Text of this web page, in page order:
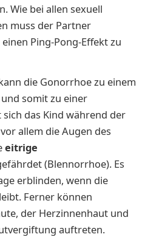
Wie bei allen sexuell
muss der Partner
Ping-Pong-Effekt zu
die Gonorrhoe zu einem
somit zu einer
das Kind während der
allem die Augen des
eitrige
(Blennorrhoe). Es
erblinden, wenn die
Ferner können
der Herzinnenhaut und
auftreten.